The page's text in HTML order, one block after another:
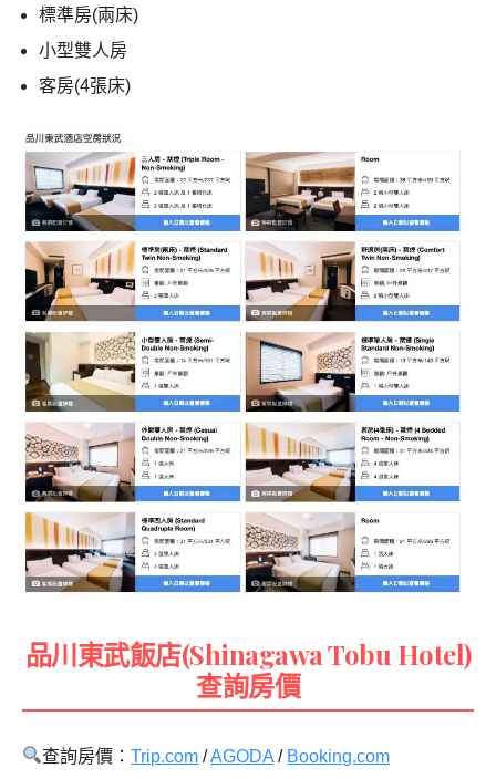
標準房(兩床)
小型雙人房
客房(4張床)
品川東武飯店(Shinagawa Tobu Hotel)
查詢房價
查詢房價 ：Trip.com /AGODA / Booking.com